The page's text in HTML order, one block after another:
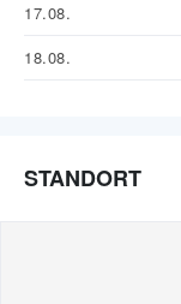
17.08.
18.08.
STANDORT